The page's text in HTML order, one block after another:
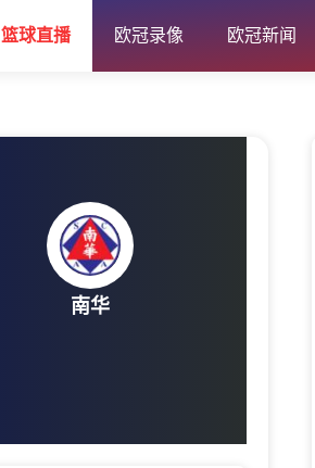
篮球直播 欧冠录像 欧冠新闻
南华